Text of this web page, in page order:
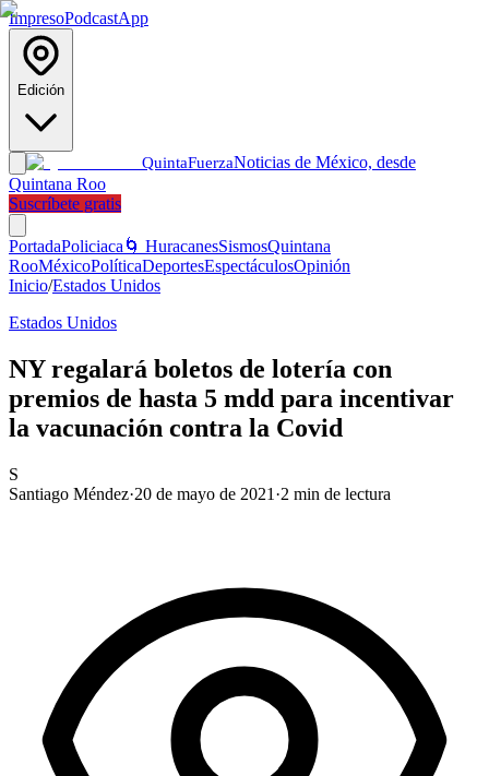
ImpresoPodcastApp
Edición
QuintaFuerzaNoticias de México, desde
Quintana Roo
Suscríbete gratis
PortadaPoliciaca 🌀 HuracanesSismosQuintana
RooMéxicoPolíticaDeportesEspectáculosOpinión
Inicio/Estados Unidos
Estados Unidos
NY regalará boletos de lotería con
premios de hasta 5 mdd para incentivar
la vacunación contra la Covid
S
Santiago Méndez·20 de mayo de 2021 ·2 min de lectura